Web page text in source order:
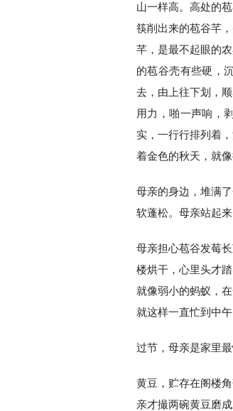
山一样高。高处的
筷削出来的苞谷芊
芊，是最不起眼的
的苞谷壳有些硬，
去，由上往下划，
用力，啪一声响，
实，一行行排列着
着金色的秋天，就
母亲的身边，堆满
软蓬松。母亲站起
母亲担心苞谷发莓
楼烘干，心里头才
就像弱小的蚂蚁，
就这样一直忙到中
过节，母亲是家里最
黄豆，贮存在阁楼
亲才撮两碗黄豆磨